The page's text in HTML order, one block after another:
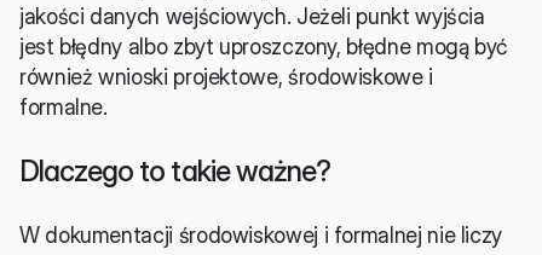
jakości danych wejściowych. Jeżeli punkt wyjścia
jest błędny albo zbyt uproszczony, błędne mogą być
również wnioski projektowe, środowiskowe i
formalne.
Dlaczego to takie ważne?
W dokumentacji środowiskowej i formalnej nie liczy